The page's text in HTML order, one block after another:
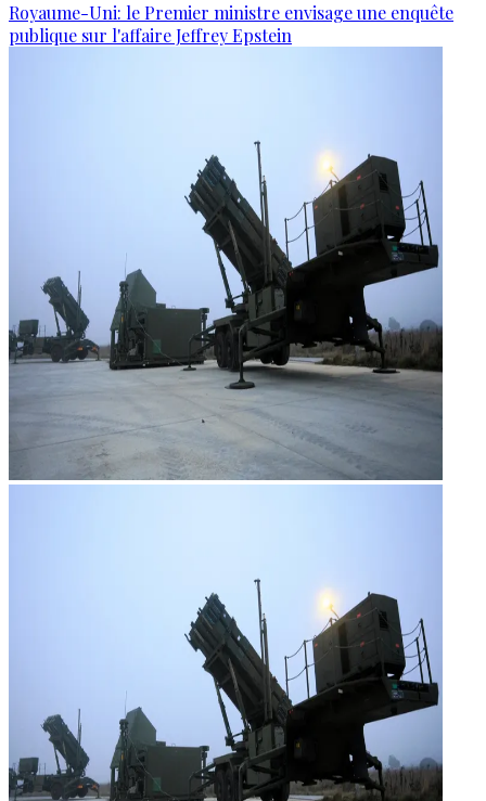
Royaume-Uni: le Premier ministre envisage une enquête
publique sur l'affaire Jeffrey Epstein